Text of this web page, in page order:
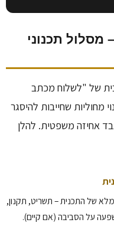
תכנוני
של "לשלוח מכתב
מחוליות שחייבות להיסגר
אחיזה משפטית. להלן
של התכנית – תשריט, תקנון,
על הסביבה (אם קיים).